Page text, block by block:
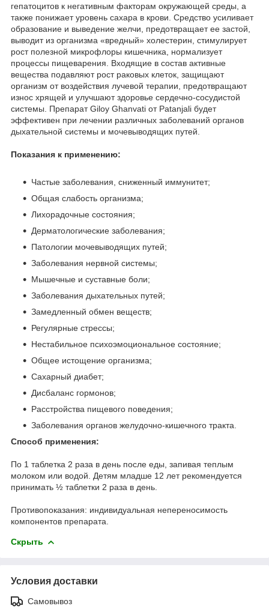
гепатоцитов к негативным факторам окружающей среды, а
также понижает уровень сахара в крови. Средство усиливает
образование и выведение желчи, предотвращает ее застой,
выводит из организма «вредный» холестерин, стимулирует
рост полезной микрофлоры кишечника, нормализует
процессы пищеварения. Входящие в состав активные
вещества подавляют рост раковых клеток, защищают
организм от воздействия лучевой терапии, предотвращают
износ хрящей и улучшают здоровье сердечно-сосудистой
системы. Препарат Giloy Ghanvati от Patanjali будет
эффективен при лечении различных заболеваний органов
дыхательной системы и мочевыводящих путей.
Показания к применению:
Частые заболевания, сниженный иммунитет;
Общая слабость организма;
Лихорадочные состояния;
Дерматологические заболевания;
Патологии мочевыводящих путей;
Заболевания нервной системы;
Мышечные и суставные боли;
Заболевания дыхательных путей;
Замедленный обмен веществ;
Регулярные стрессы;
Нестабильное психоэмоциональное состояние;
Общее истощение организма;
Сахарный диабет;
Дисбаланс гормонов;
Расстройства пищевого поведения;
Заболевания органов желудочно-кишечного тракта.
Способ применения:
По 1 таблетка 2 раза в день после еды, запивая теплым
молоком или водой. Детям младше 12 лет рекомендуется
принимать ½ таблетки 2 раза в день.
Противопоказания: индивидуальная непереносимость
компонентов препарата.
Скрыть
Условия доставки
Самовывоз